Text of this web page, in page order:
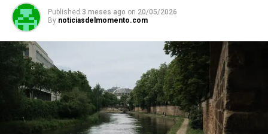
Published 3 meses ago on 20/05/2026
By noticiasdelmomento.com